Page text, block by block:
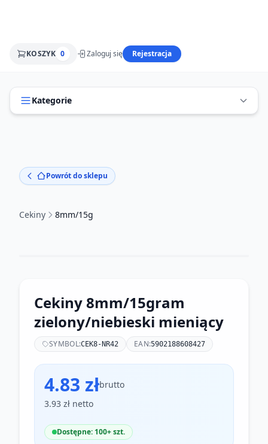
KOSZYK 0 Zaloguj się Rejestracja
Kategorie
Powrót do sklepu
Cekiny 8mm/15g
Cekiny 8mm/15gram
zielony/niebieski mieniący
SYMBOL:CEK8-NR42 EAN:5902188608427
4.83 złbrutto
3.93 zł netto
Dostępne: 100+ szt.